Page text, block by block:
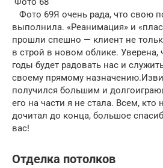
Фото 69Я очень рада, что свою
выполнила. «Реанимация» и
прошли спешно — клиент не
в строй в новом облике. Уверена,
годы будет радовать нас и
своему прямому
получился большим и
его на части я не стала. Всем, кто
дочитал до конца, большое
вас!
Отделка потолков